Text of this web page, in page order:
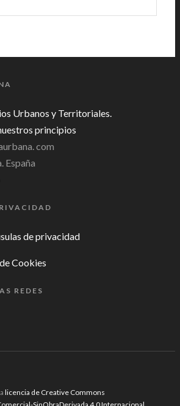
Urbanos y Territoriales.
principios
com
España
de privacidad
Cookies
REDES
licencia de Creative Commons